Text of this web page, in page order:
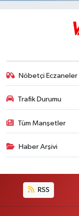
Nöbetçi Eczaneler
Trafik Durumu
Tüm Manşetler
Haber Arşivi
RSS